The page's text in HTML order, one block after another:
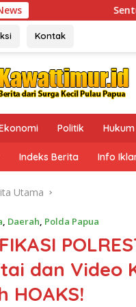
Humanis di Puncak
Kontak
Politik
Indeks Berita Info
Utama
, Daerah, Polda Papua
dan Video
HOAKS!